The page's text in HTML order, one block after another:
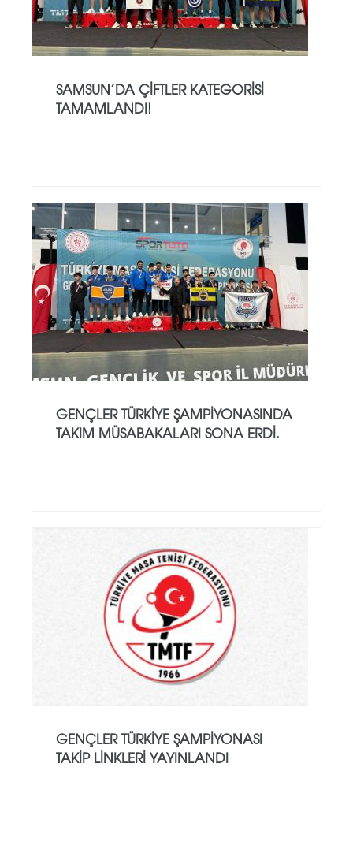
SAMSUN’DA ÇIFTLER KATEGORISI
TAMAMLANDI!
GENÇLER TÜRKIYE ŞAMPIYONASINDA
TAKIM MÜSABAKALARI SONA ERDI.
GENÇLER TÜRKIYE ŞAMPIYONASI
TAKIP LINKLERI YAYINLANDI